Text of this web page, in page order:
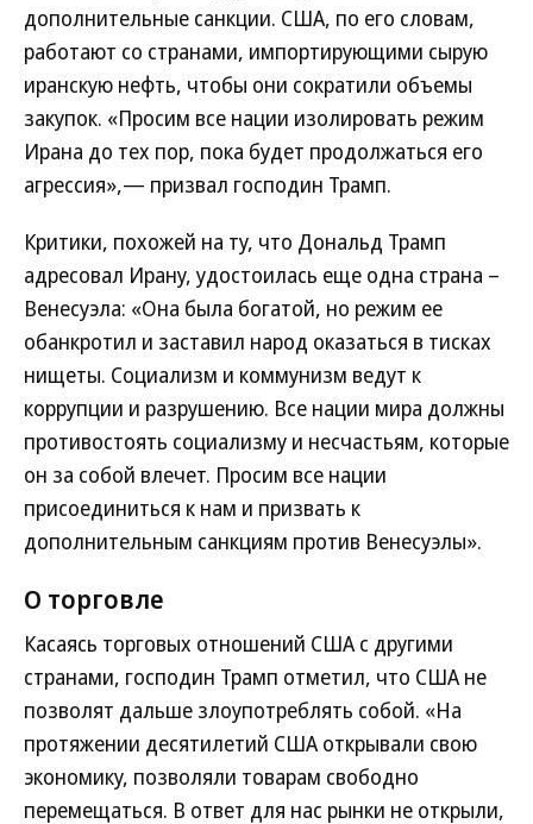
дополнительные санкции. США, по его словам,
работают со странами, импортирующими сырую
иранскую нефть, чтобы они сократили объемы
закупок. «Просим все нации изолировать режим
Ирана до тех пор, пока будет продолжаться его
агрессия»,— призвал господин Трамп.
Критики, похожей на ту, что Дональд Трамп
адресовал Ирану, удостоилась еще одна страна –
Венесуэла: «Она была богатой, но режим ее
обанкротил и заставил народ оказаться в тисках
нищеты. Социализм и коммунизм ведут к
коррупции и разрушению. Все нации мира должны
противостоять социализму и несчастьям, которые
он за собой влечет. Просим все нации
присоединиться к нам и призвать к
дополнительным санкциям против Венесуэлы».
О торговле
Касаясь торговых отношений США с другими
странами, господин Трамп отметил, что США не
позволят дальше злоупотреблять собой. «На
протяжении десятилетий США открывали свою
экономику, позволяли товарам свободно
перемещаться. В ответ для нас рынки не открыли,